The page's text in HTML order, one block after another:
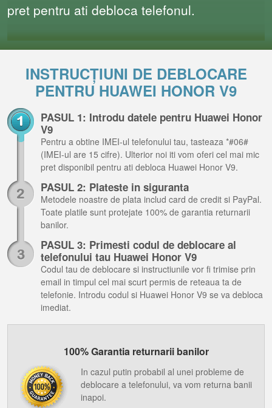
pret pentru ati debloca telefonul.
INSTRUCȚIUNI DE DEBLOCARE
PENTRU HUAWEI HONOR V9
PASUL 1: Introdu datele pentru Huawei Honor
V9
Pentru a obtine IMEI-ul telefonului tau, tasteaza *#06#
(IMEI-ul are 15 cifre). Ulterior noi iti vom oferi cel mai mic
pret disponibil pentru ati debloca Huawei Honor V9.
PASUL 2: Plateste in siguranta
Metodele noastre de plata includ card de credit si PayPal.
Toate platile sunt protejate 100% de garantia returnarii
banilor.
PASUL 3: Primesti codul de deblocare al
telefonului tau Huawei Honor V9
Codul tau de deblocare si instructiunile vor fi trimise prin
email in timpul cel mai scurt permis de reteaua ta de
telefonie. Introdu codul si Huawei Honor V9 se va debloca
imediat.
100% Garantia returnarii banilor
In cazul putin probabil al unei probleme de
deblocare a telefonului, va vom returna banii
inapoi.